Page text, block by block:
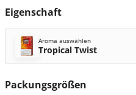
Eigenschaft
Aroma auswählen
Tropical Twist
Packungsgrößen